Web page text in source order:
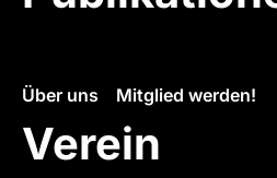
Über uns Mitglied werden!
Verein